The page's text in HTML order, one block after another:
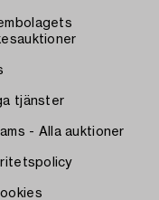
tjänster
- Alla auktioner